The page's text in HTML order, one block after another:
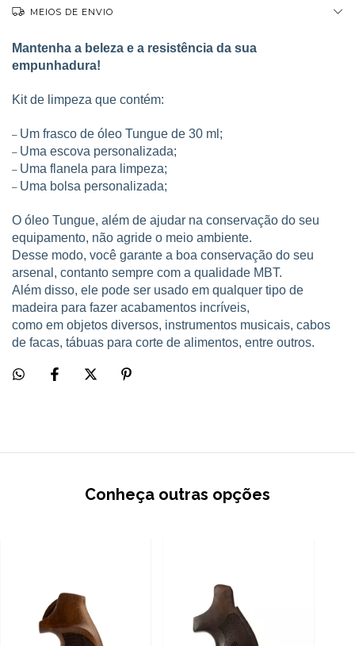
MEIOS DE ENVIO
Mantenha a beleza e a resistência da sua
empunhadura!
Kit de limpeza que contém:
– Um frasco de óleo Tungue de 30 ml;
– Uma escova personalizada;
– Uma flanela para limpeza;
– Uma bolsa personalizada;
O óleo Tungue, além de ajudar na conservação do seu
equipamento, não agride o meio ambiente.
Desse modo, você garante a boa conservação do seu
arsenal, contanto sempre com a qualidade MBT.
Além disso, ele pode ser usado em qualquer tipo de
madeira para fazer acabamentos incríveis,
como em objetos diversos, instrumentos musicais, cabos
de facas, tábuas para corte de alimentos, entre outros.
Conheça outras opções